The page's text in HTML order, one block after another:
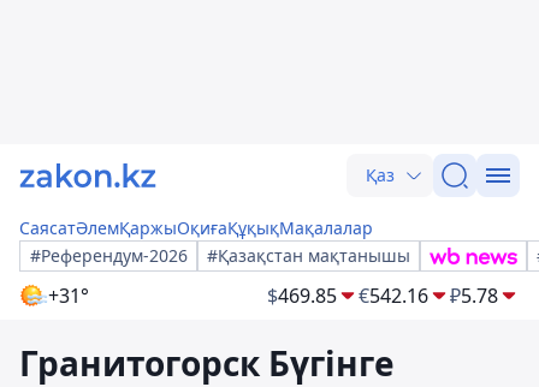
Қаз
СаясатӘлемҚаржыОқиғаҚұқықМақалалар
#Референдум-2026
#Қазақстан мақтанышы
+31° $469.85 €542.16 ₽5.78
Гранитогорск Бүгінге